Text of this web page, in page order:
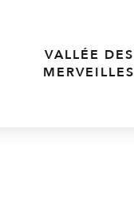
VALLÉE DES
MERVEILLES